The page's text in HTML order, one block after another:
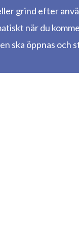
grind efter
när du
ska öppnas och